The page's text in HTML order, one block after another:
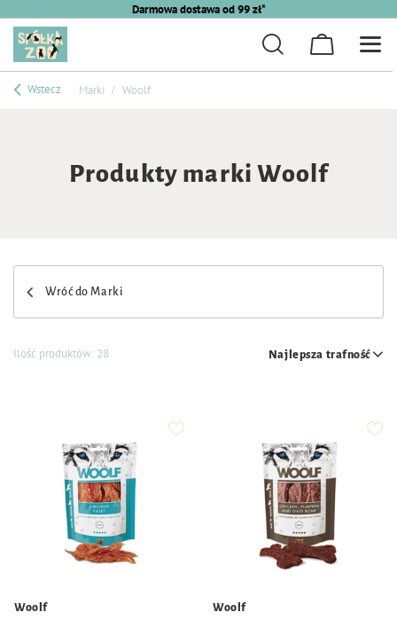
Darmowa dostawa od 99 zł*
Wstecz Marki Woolf
Produkty marki Woolf
Wróć do Marki
Ilość produktów: 28 Najlepsza trafność
Woolf
Woolf